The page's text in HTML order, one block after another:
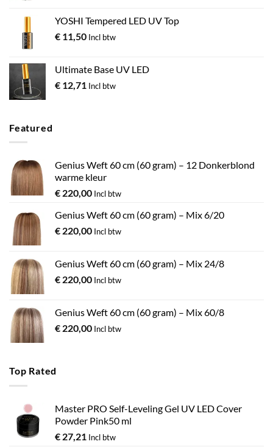
YOSHI Tempered LED UV Top
€ 11,50 Incl btw
Ultimate Base UV LED
€ 12,71 Incl btw
Featured
Genius Weft 60 cm (60 gram) – 12 Donkerblond
warme kleur
€ 220,00 Incl btw
Genius Weft 60 cm (60 gram) – Mix 6/20
€ 220,00 Incl btw
Genius Weft 60 cm (60 gram) – Mix 24/8
€ 220,00 Incl btw
Genius Weft 60 cm (60 gram) – Mix 60/8
€ 220,00 Incl btw
Top Rated
Master PRO Self-Leveling Gel UV LED Cover
Powder Pink50 ml
€ 27,21 Incl btw